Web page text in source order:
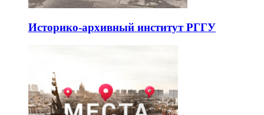
Историко-архивный институт РГГУ